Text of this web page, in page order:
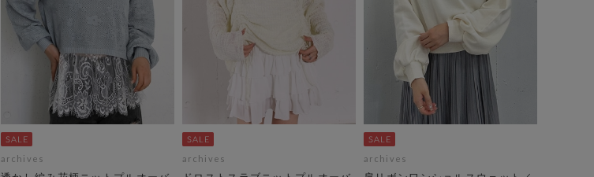
archives archives archives